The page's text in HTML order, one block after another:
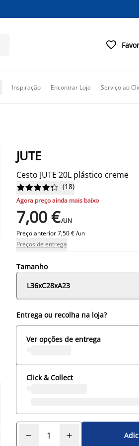

Inspiração Encontrar Loja Serviço ao
JUTE
Cesto JUTE 20L plástico creme





 (18)
Agora preço ainda mais baixo
7,00 €/UN
Preço anterior7,50 € /un
Preços de entrega
Tamanho
L36xC28xA23
Entrega ou recolha na loja?
Ver opções de entrega
Click & Collect